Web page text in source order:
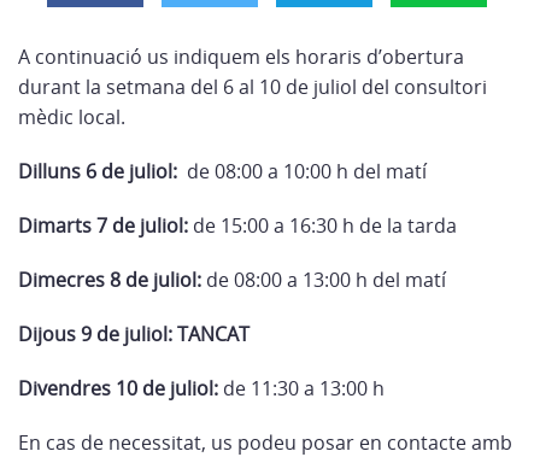
A continuació us indiquem els horaris d’obertura
durant la setmana del 6 al 10 de juliol del consultori
mèdic local.
Dilluns 6 de juliol: de 08:00 a 10:00 h del matí
Dimarts 7 de juliol: de 15:00 a 16:30 h de la tarda
Dimecres 8 de juliol: de 08:00 a 13:00 h del matí
Dijous 9 de juliol:TANCAT
Divendres 10 de juliol: de 11:30 a 13:00 h
En cas de necessitat, us podeu posar en contacte amb